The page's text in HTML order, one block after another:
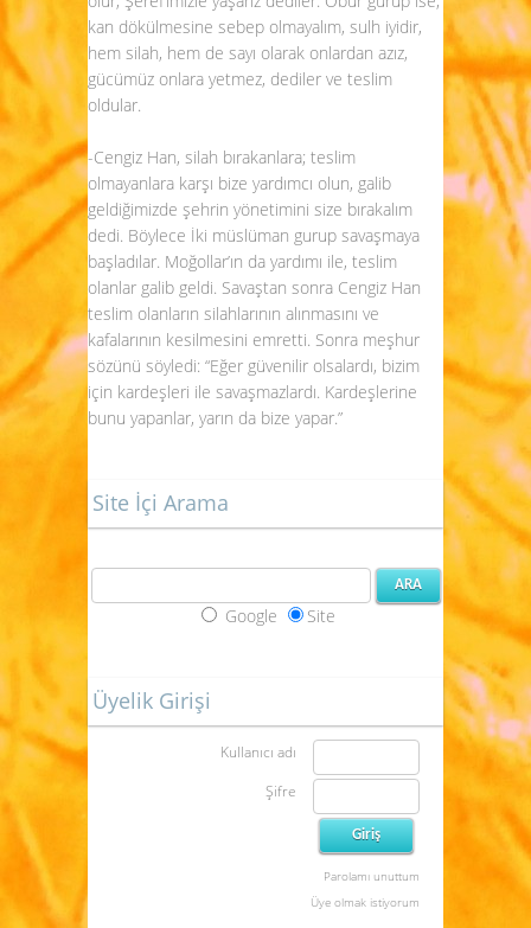
kan dökülmesine sebep olmayalım, sulh iyidir,
hem silah, hem de sayı olarak onlardan azız,
gücümüz onlara yetmez, dediler ve teslim
oldular.
-Cengiz Han, silah bırakanlara; teslim
olmayanlara karşı bize yardımcı olun, galib
geldiğimizde şehrin yönetimini size bırakalım
dedi. Böylece İki müslüman gurup savaşmaya
başladılar. Moğollar’ın da yardımı ile, teslim
olanlar galib geldi. Savaştan sonra Cengiz Han
teslim olanların silahlarının alınmasını ve
kafalarının kesilmesini emretti. Sonra meşhur
sözünü söyledi: “Eğer güvenilir olsalardı, bizim
için kardeşleri ile savaşmazlardı. Kardeşlerine
bunu yapanlar, yarın da bize yapar.”
Site İçi Arama
Google Site
Üyelik Girişi
Kullanıcı adı
Şifre
Parolamı unuttum
Üye olmak istiyorum